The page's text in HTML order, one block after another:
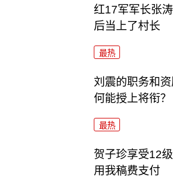
红17军军长张
后当上了村长
最热
刘震的职务和
何能授上将衔？
最热
贺子珍享受12
用我稿费支付